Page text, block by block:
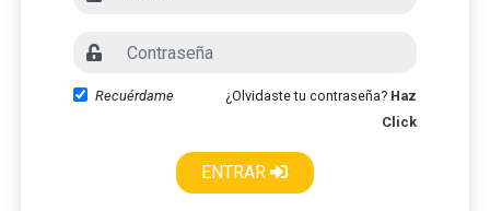
Recuérdame ¿Olvidaste tu contraseña? Haz
Click
ENTRAR